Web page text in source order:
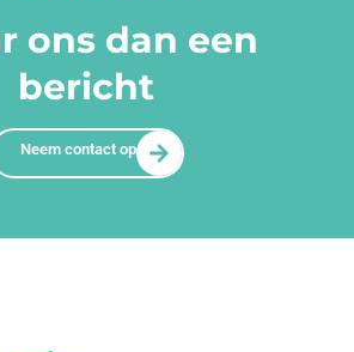
ons dan een
bericht
Neem contact op